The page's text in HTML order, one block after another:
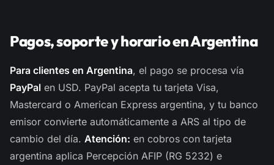
Pagos, soporte y horario en Argentina
Para clientes en Argentina, el pago se procesa vía
PayPal en USD. PayPal acepta tu tarjeta Visa,
Mastercard o American Express argentina, y tu banco
emisor convierte automáticamente a ARS al tipo de
cambio del día. Atención: en cobros con tarjeta
argentina aplica Percepción AFIP (RG 5232) e